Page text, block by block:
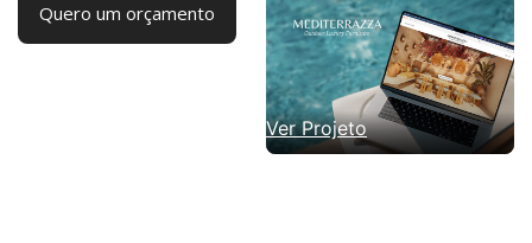
Quero um orçamento
Ver Projeto